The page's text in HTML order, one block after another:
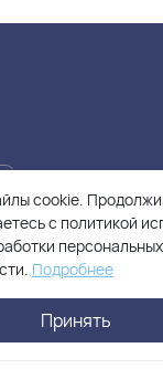
49
cookie.
с политикой
Подробнее
Принять